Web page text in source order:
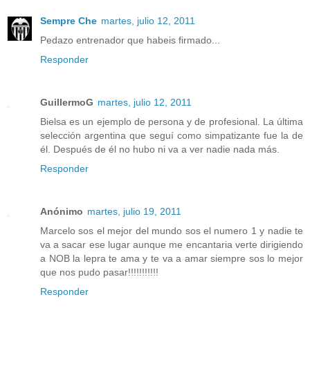
Sempre Che martes, julio 12, 2011
Pedazo entrenador que habeis firmado...
Responder
GuillermoG martes, julio 12, 2011
Bielsa es un ejemplo de persona y de profesional. La última
selección argentina que seguí como simpatizante fue la de
él. Después de él no hubo ni va a ver nadie nada más.
Responder
Anónimo martes, julio 19, 2011
Marcelo sos el mejor del mundo sos el numero 1 y nadie te
va a sacar ese lugar aunque me encantaria verte dirigiendo
a NOB la lepra te ama y te va a amar siempre sos lo mejor
que nos pudo pasar!!!!!!!!!!!
Responder